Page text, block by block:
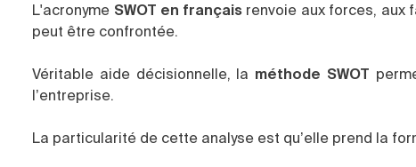
L'acronyme SWOT en français renvoie aux forces, aux
peut être confrontée.
Véritable aide décisionnelle, la méthode SWOT
l’entreprise.
La particularité de cette analyse est qu’elle prend la